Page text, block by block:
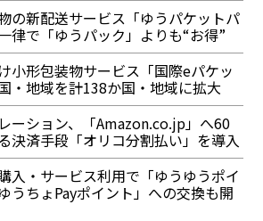
の新配送サービス「ゆうパケットパ
律で「ゆうパック」よりも“お得”
小形包装物サービス「国際eパケッ
・地域を計138か国・地域に拡大
ーション、「Amazon.co.jp」へ60
決済手段「オリコ分割払い」を導入
入・サービス利用で「ゆうゆうポイ
うちょPayポイント」への交換も開